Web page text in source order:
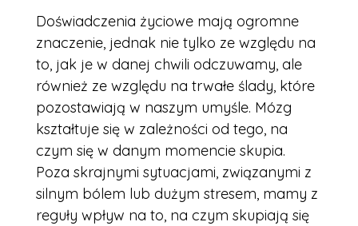
Doświadczenia życiowe mają ogromne
znaczenie, jednak nie tylko ze względu na
to, jak je w danej chwili odczuwamy, ale
również ze względu na trwałe ślady, które
pozostawiają w naszym umyśle. Mózg
kształtuje się w zależności od tego, na
czym się w danym momencie skupia.
Poza skrajnymi sytuacjami, związanymi z
silnym bólem lub dużym stresem, mamy z
reguły wpływ na to, na czym skupiają się